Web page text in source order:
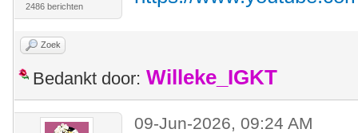
2486 berichten
Zoek
Bedankt door: Willeke_IGKT
09-Jun-2026, 09:24 AM